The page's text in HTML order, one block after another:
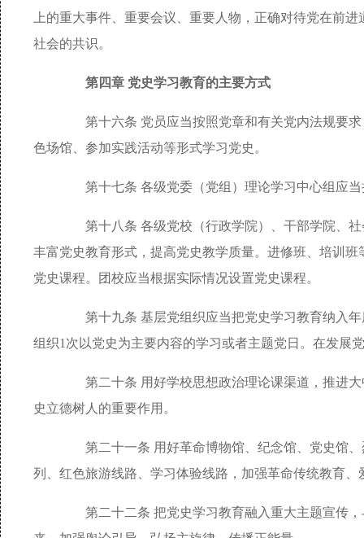
上的重大事件、重要会议、重要人物，正确对待党在前
社会的共识。
第四章 党史学习教育的主要方式
第十六条 党员应当按照党章和有关党内法规要求
色场馆、参加实践活动等形式学习党史。
第十七条 各级党委（党组）理论学习中心组应当
第十八条 各级党校（行政学院）、干部学院、社
丰富党史教育形式，提高党史教学质量。进修班、培训
党史课程。团校应当根据实际情况设置党史课程。
第十九条 基层党组织应当把党史学习教育纳入年
组织1次以党史为主要内容的学习或者主题党日。在发展
第二十条 用好学校思想政治理论课渠道，推进大
史立德树人的重要作用。
第二十一条 用好革命博物馆、纪念馆、党史馆、
列、红色旅游线路、学习体验线路，加强革命传统教育
第二十二条 把党史学习教育融入重大主题宣传，